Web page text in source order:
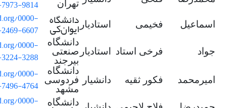
تهران
9814
اسماعیل فخیمی استادیار دانشگاه
ایوانکی
0000-
6607
جواد فرخی استاد استادیار
دانشگاه
صنعتی
بیرجند
0000-
3288
امیرمحمد فکور ثقیه دانشیار
دانشگاه
فردوسی
مشهد
0000-
4764
دانشگاه
0000-